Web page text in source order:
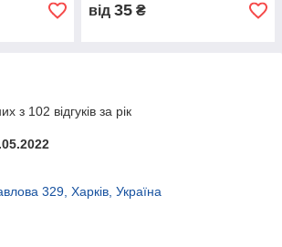
від 35 ₴
з 102 відгуків за рік
329, Харків, Україна